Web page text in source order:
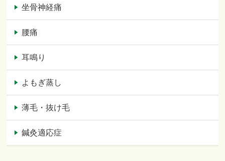
坐骨神経痛
腰痛
耳鳴り
よもぎ蒸し
薄毛・抜け毛
鍼灸適応症